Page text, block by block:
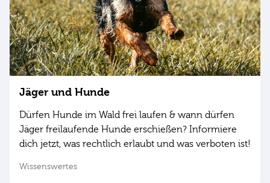
Jäger und Hunde
Dürfen Hunde im Wald frei laufen & wann dürfen
Jäger freilaufende Hunde erschießen? Informiere
dich jetzt, was rechtlich erlaubt und was verboten ist!
Wissenswertes